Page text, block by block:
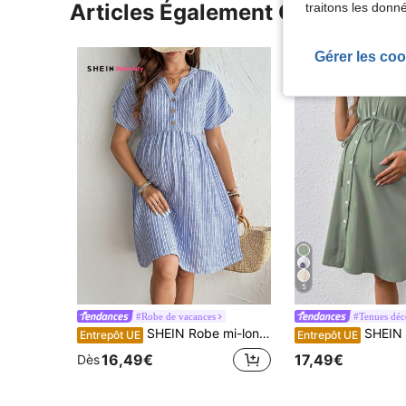
Articles Également Consultés
#Robe de vacances
Entrepôt UE SHEIN Robe mi-longue décontractée pour femmes enceintes avec col cranté, boutonnage et rayures, robe de maternité pour l'été
Dès16,49€
5
#Tenues
Entrepôt UE SHEIN Robe Chemise De
17,49€
traitons les
Gérer les